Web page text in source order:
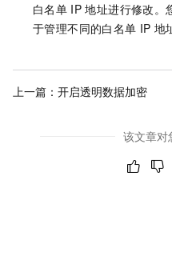
白名单 IP 地址进行修改。
于管理不同的白名单 IP 地
上一篇： 开启透明数据加密
该文章对